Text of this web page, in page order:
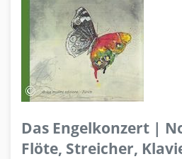
Das Engelkonzert |
Flöte, Streicher,